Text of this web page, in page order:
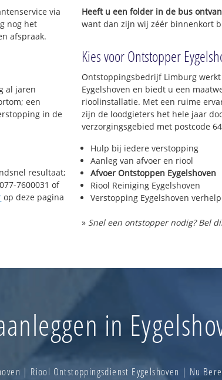
via
nog het
afspraak.
al jaren
een
in de
resultaat;
7600031 of
op deze pagina
Heeft u een folder in de bus
want dan zijn wij zéér binnenkort
Kies voor Ontstopper
Ontstoppingsbedrijf Limburg
Eygelshoven en biedt u een
rioolinstallatie. Met een ruime
zijn de loodgieters het hele jaar
verzorgingsgebied met postcode
Hulp bij iedere verstopping
Aanleg van afvoer en riool
Afvoer Ontstoppen Eygelshoven
Riool Reiniging Eygelshoven
Verstopping Eygelshoven
» Snel een ontstopper nodig? Bel
in
| Riool Ontstoppingsdienst Eygelshoven | Nu